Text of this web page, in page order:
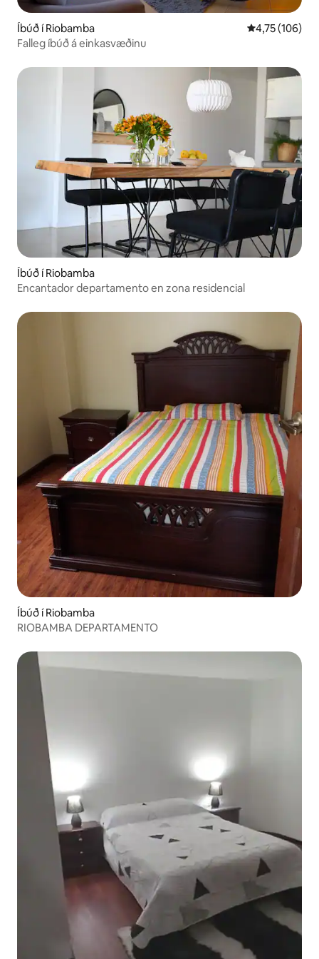
Íbúð í Riobamba 4,75 af 5 í
4,75 (106)
Falleg íbúð á einkasvæðinu
Íbúð í Riobamba
Encantador departamento en zona residencial
Íbúð í Riobamba
RIOBAMBA DEPARTAMENTO